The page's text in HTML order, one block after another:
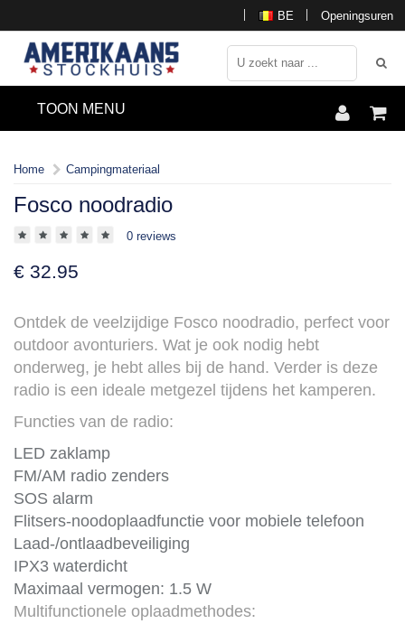
Openingsuren
BE
TOON MENU
Home Campingmateriaal
Fosco noodradio
0 reviews
€ 32.95
Ontdek de veelzijdige Fosco noodradio, perfect voor
outdoor avonturiers. Wat je ook nodig hebt
onderweg, je hebt alles bij de hand. Verder is deze
radio is een ideale metgezel tijdens het kamperen.
Functies van de radio:
LED zaklamp
FM/AM radio zenders
SOS alarm
Flitsers-noodoplaadfunctie voor mobiele telefoon
Laad-/ontlaadbeveiliging
IPX3 waterdicht
Maximaal vermogen: 1.5 W
Multifunctionele oplaadmethodes: